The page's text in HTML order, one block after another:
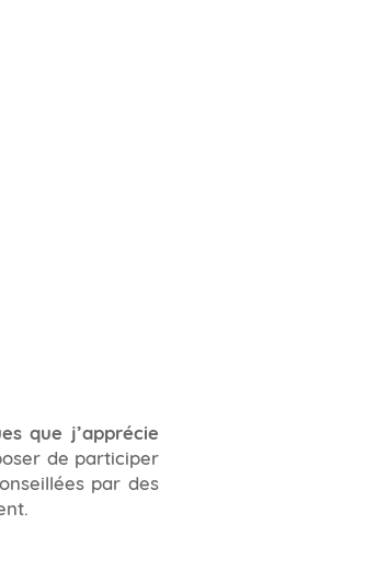
que j’apprécie
de participer
par des